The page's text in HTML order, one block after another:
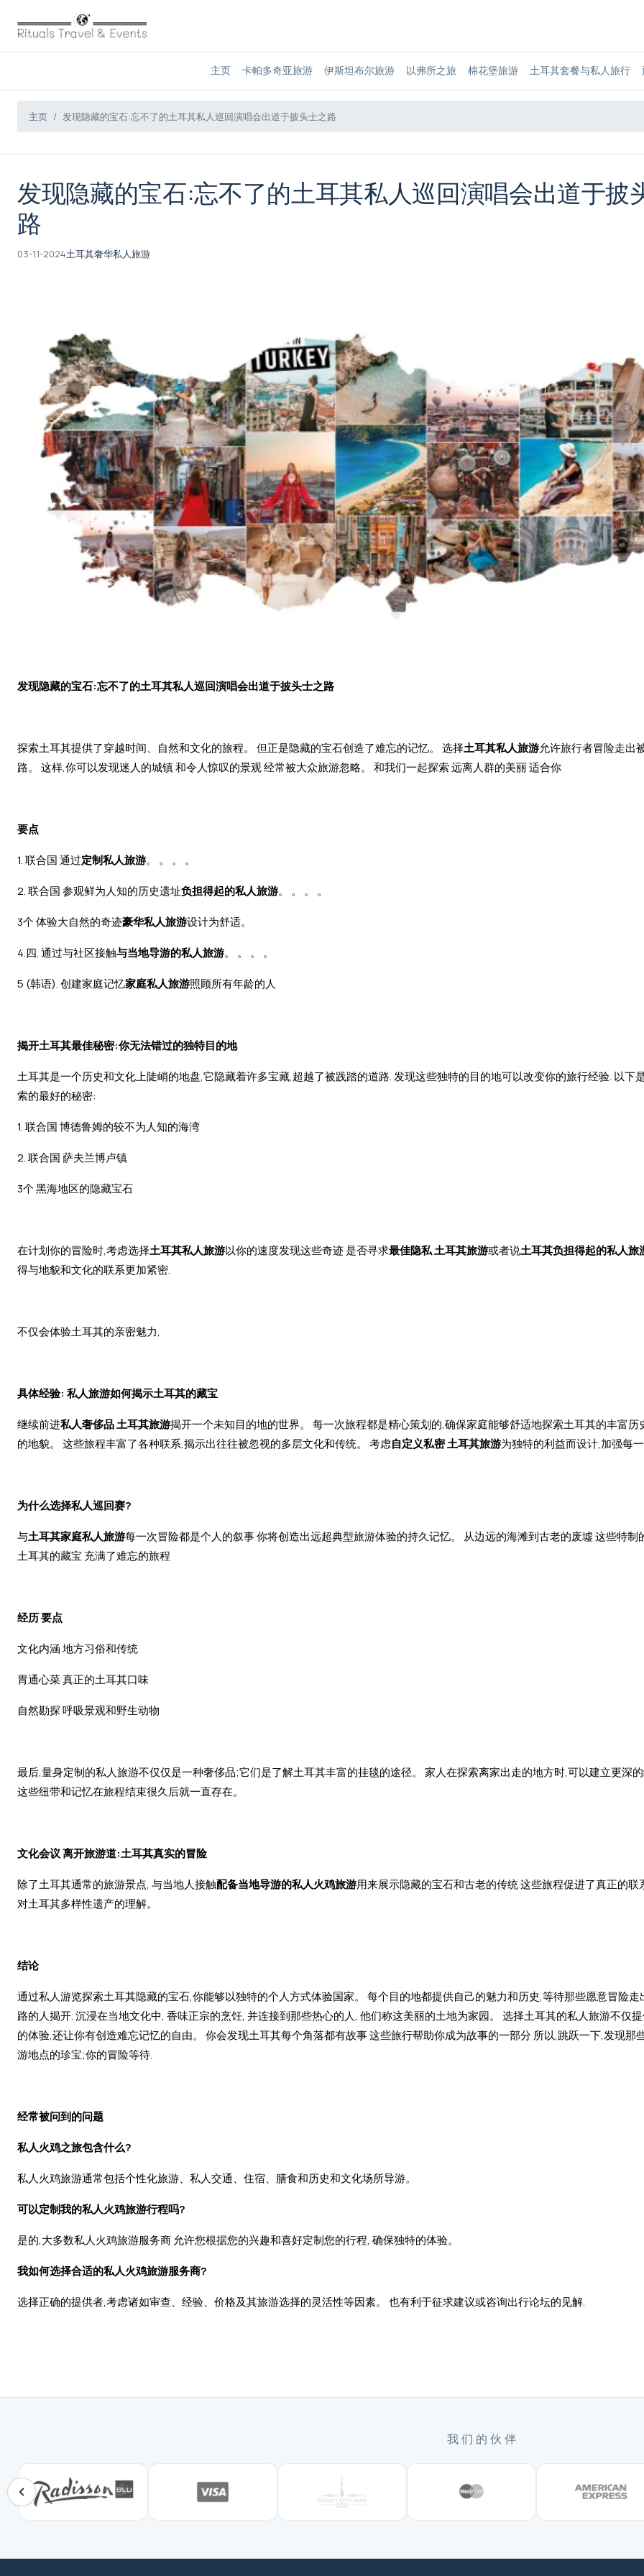
主页 卡帕多奇亚旅游 伊斯坦布尔旅游 以弗所之旅 棉花堡旅游 土耳其套餐与私人旅行
主页 发现隐藏的宝石:忘不了的土耳其私人巡回演唱会出道于披头士之路
发现隐藏的宝石:忘不了的土耳其私人巡回演唱会出道于披
路
03-11-2024土耳其奢华私人旅游
发现隐藏的宝石:忘不了的土耳其私人巡回演唱会出道于披头士之路
探索土耳其提供了穿越时间、自然和文化的旅程。 但正是隐藏的宝石创造了难忘的记忆。 选择土耳其私人旅游允许旅行者冒险走出
路。 这样,你可以发现迷人的城镇 和令人惊叹的景观 经常被大众旅游忽略。 和我们一起探索 远离人群的美丽 适合你
要点
1. 联合国 通过定制私人旅游。 。 。 。
2. 联合国 参观鲜为人知的历史遗址负担得起的私人旅游。 。 。 。
3个 体验大自然的奇迹豪华私人旅游设计为舒适。
4.四. 通过与社区接触与当地导游的私人旅游。 。 。 。
5 (韩语). 创建家庭记忆家庭私人旅游照顾所有年龄的人
揭开土耳其最佳秘密:你无法错过的独特目的地
土耳其是一个历史和文化上陡峭的地盘,它隐藏着许多宝藏,超越了被践踏的道路. 发现这些独特的目的地可以改变你的旅行经验. 以下
索的最好的秘密:
1. 联合国 博德鲁姆的较不为人知的海湾
2. 联合国 萨夫兰博卢镇
3个 黑海地区的隐藏宝石
在计划你的冒险时,考虑选择土耳其私人旅游以你的速度发现这些奇迹 是否寻求最佳隐私 土耳其旅游或者说土耳其负担得起的私人旅
得与地貌和文化的联系更加紧密.
不仅会体验土耳其的亲密魅力,
具体经验: 私人旅游如何揭示土耳其的藏宝
继续前进私人奢侈品 土耳其旅游揭开一个未知目的地的世界。 每一次旅程都是精心策划的,确保家庭能够舒适地探索土耳其的丰富历
的地貌。 这些旅程丰富了各种联系,揭示出往往被忽视的多层文化和传统。 考虑自定义私密 土耳其旅游为独特的利益而设计,加强每一
为什么选择私人巡回赛?
与土耳其家庭私人旅游每一次冒险都是个人的叙事 你将创造出远超典型旅游体验的持久记忆。 从边远的海滩到古老的废墟 这些特制
土耳其的藏宝 充满了难忘的旅程
经历要点
文化内涵 地方习俗和传统
胃通心菜 真正的土耳其口味
自然勘探 呼吸景观和野生动物
最后,量身定制的私人旅游不仅仅是一种奢侈品;它们是了解土耳其丰富的挂毯的途径。 家人在探索离家出走的地方时,可以建立更深
这些纽带和记忆在旅程结束很久后就一直存在。
文化会议 离开旅游道:土耳其真实的冒险
除了土耳其通常的旅游景点, 与当地人接触配备当地导游的私人火鸡旅游用来展示隐藏的宝石和古老的传统 这些旅程促进了真正的联
对土耳其多样性遗产的理解。
结论
通过私人游览探索土耳其隐藏的宝石,你能够以独特的个人方式体验国家。 每个目的地都提供自己的魅力和历史,等待那些愿意冒险走
路的人揭开. 沉浸在当地文化中, 香味正宗的烹饪, 并连接到那些热心的人, 他们称这美丽的土地为家园。 选择土耳其的私人旅游不仅
的体验,还让你有创造难忘记忆的自由。 你会发现土耳其每个角落都有故事 这些旅行帮助你成为故事的一部分 所以,跳跃一下,发现那
游地点的珍宝;你的冒险等待.
经常被问到的问题
私人火鸡之旅包含什么?
私人火鸡旅游通常包括个性化旅游、私人交通、住宿、膳食和历史和文化场所导游。
可以定制我的私人火鸡旅游行程吗?
是的,大多数私人火鸡旅游服务商 允许您根据您的兴趣和喜好定制您的行程, 确保独特的体验。
我如何选择合适的私人火鸡旅游服务商?
选择正确的提供者,考虑诸如审查、经验、价格及其旅游选择的灵活性等因素。 也有利于征求建议或咨询出行论坛的见解.
我们的伙伴